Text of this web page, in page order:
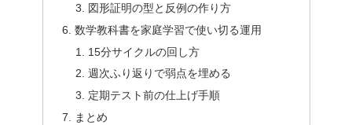
図形証明の型と反例の作り方
数学教科書を家庭学習で使い切る運用
15分サイクルの回し方
週次ふり返りで弱点を埋める
定期テスト前の仕上げ手順
まとめ